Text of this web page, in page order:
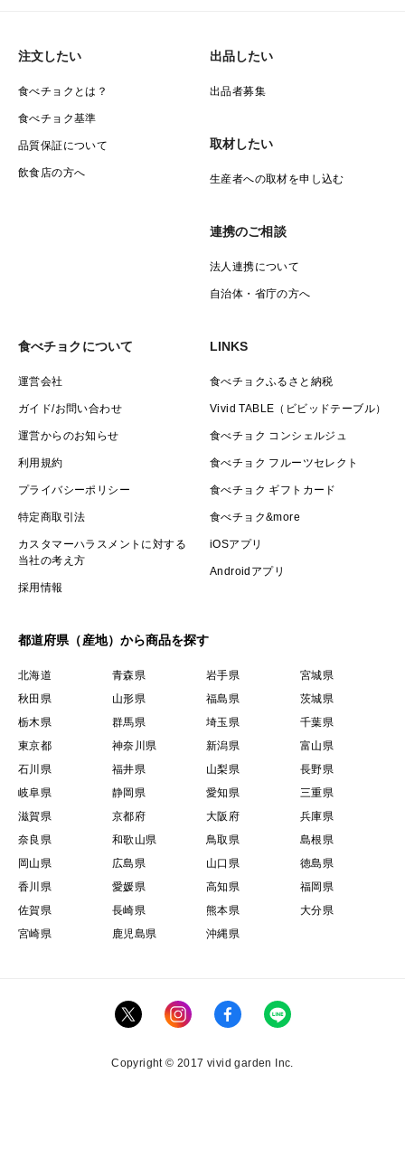
注文したい
食べチョクとは？
食べチョク基準
品質保証について
飲食店の方へ
出品したい
出品者募集
取材したい
生産者への取材を申し込む
連携のご相談
法人連携について
自治体・省庁の方へ
食べチョクについて
運営会社
ガイド/お問い合わせ
運営からのお知らせ
利用規約
プライバシーポリシー
特定商取引法
カスタマーハラスメントに対する
当社の考え方
採用情報
LINKS
食べチョクふるさと納税
Vivid TABLE（ビビッドテーブル）
食べチョク コンシェルジュ
食べチョク フルーツセレクト
食べチョク ギフトカード
食べチョク&more
iOSアプリ
Androidアプリ
都道府県（産地）から商品を探す
北海道 青森県 岩手県
宮城県
秋田県
山形県 福島県
茨城県
栃木県
群馬県 埼玉県
千葉県
東京都
神奈川県 新潟県
富山県
石川県
福井県 山梨県
長野県
岐阜県
静岡県 愛知県
三重県
滋賀県
京都府 大阪府
兵庫県
奈良県
和歌山県 鳥取県
島根県
岡山県
広島県 山口県
徳島県
香川県
愛媛県 高知県
福岡県
佐賀県
長崎県 熊本県
大分県
宮崎県
鹿児島県 沖縄県
Copyright © 2017 vivid garden Inc.